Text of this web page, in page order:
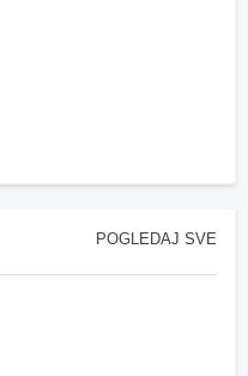
POGLEDAJ SVE